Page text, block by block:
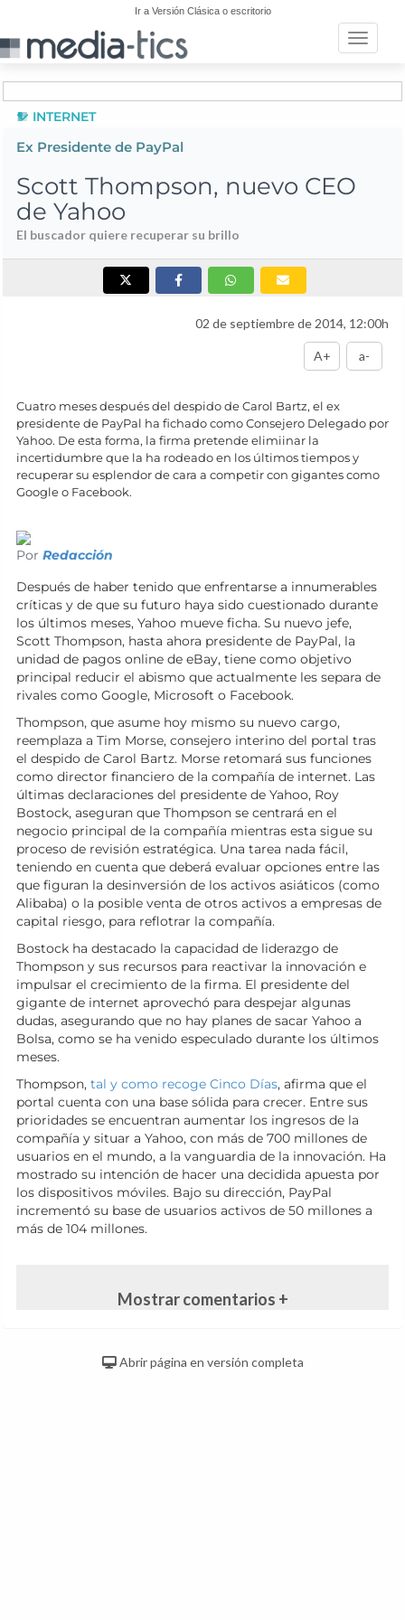
Ir a Versión Clásica o escritorio
Toggle
INTERNET
Ex Presidente de PayPal
Scott Thompson, nuevo CEO
de Yahoo
El buscador quiere recuperar su brillo
02 de septiembre de 2014, 12:00h
A+ a-
Cuatro meses después del despido de Carol Bartz, el ex
presidente de PayPal ha fichado como Consejero Delegado por
Yahoo. De esta forma, la firma pretende elimiinar la
incertidumbre que la ha rodeado en los últimos tiempos y
recuperar su esplendor de cara a competir con gigantes como
Google o Facebook.
Por Redacción
Después de haber tenido que enfrentarse a innumerables
críticas y de que su futuro haya sido cuestionado durante
los últimos meses, Yahoo mueve ficha. Su nuevo jefe,
Scott Thompson, hasta ahora presidente de PayPal, la
unidad de pagos online de eBay, tiene como objetivo
principal reducir el abismo que actualmente les separa de
rivales como Google, Microsoft o Facebook.
Thompson, que asume hoy mismo su nuevo cargo,
reemplaza a Tim Morse, consejero interino del portal tras
el despido de Carol Bartz. Morse retomará sus funciones
como director financiero de la compañía de internet. Las
últimas declaraciones del presidente de Yahoo, Roy
Bostock, aseguran que Thompson se centrará en el
negocio principal de la compañía mientras esta sigue su
proceso de revisión estratégica. Una tarea nada fácil,
teniendo en cuenta que deberá evaluar opciones entre las
que figuran la desinversión de los activos asiáticos (como
Alibaba) o la posible venta de otros activos a empresas de
capital riesgo, para reflotrar la compañía.
Bostock ha destacado la capacidad de liderazgo de
Thompson y sus recursos para reactivar la innovación e
impulsar el crecimiento de la firma. El presidente del
gigante de internet aprovechó para despejar algunas
dudas, asegurando que no hay planes de sacar Yahoo a
Bolsa, como se ha venido especulado durante los últimos
meses.
Thompson, tal y como recoge Cinco Días, afirma que el
portal cuenta con una base sólida para crecer. Entre sus
prioridades se encuentran aumentar los ingresos de la
compañía y situar a Yahoo, con más de 700 millones de
usuarios en el mundo, a la vanguardia de la innovación. Ha
mostrado su intención de hacer una decidida apuesta por
los dispositivos móviles. Bajo su dirección, PayPal
incrementó su base de usuarios activos de 50 millones a
más de 104 millones.
Mostrar comentarios +
Abrir página en versión completa